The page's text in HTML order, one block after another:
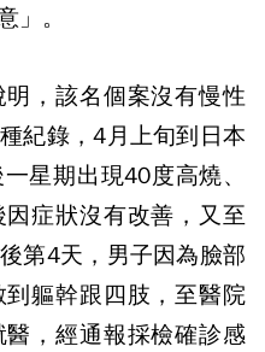
」。
，該名個案沒有慢性
紀錄，4月上旬到日本
星期出現40度高燒、
症狀沒有改善，又至
第4天，男子因為臉部
軀幹跟四肢，至醫院
，經通報採檢確診感